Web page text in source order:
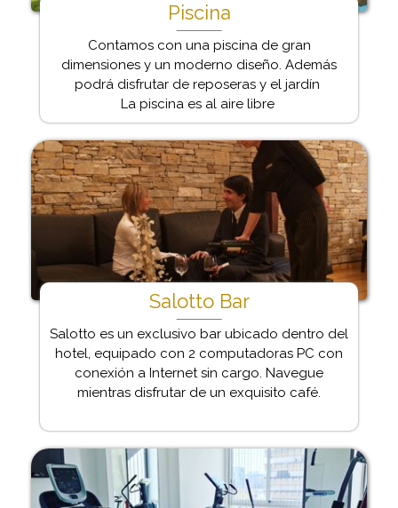
Piscina
Contamos con una piscina de gran
dimensiones y un moderno diseño. Además
podrá disfrutar de reposeras y el jardín
La piscina es al aire libre
Salotto Bar
Salotto es un exclusivo bar ubicado dentro del
hotel, equipado con 2 computadoras PC con
conexión a Internet sin cargo. Navegue
mientras disfrutar de un exquisito café.